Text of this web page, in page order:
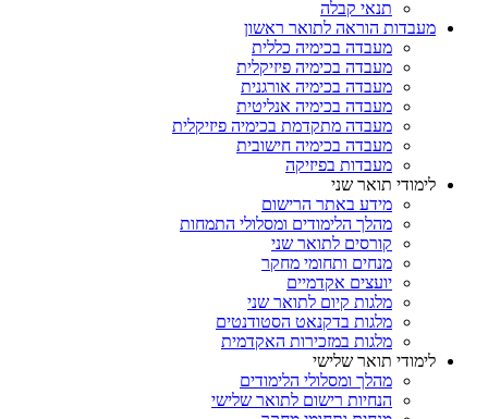
תנאי קבלה
מעבדות הוראה לתואר ראשון
מעבדה בכימיה כללית
מעבדה בכימיה פיזיקלית
מעבדה בכימיה אורגנית
מעבדה בכימיה אנליטית
מעבדה מתקדמת בכימיה פיזיקלית
מעבדה בכימיה חישובית
מעבדות בפיזיקה
לימודי תואר שני
מידע באתר הרישום
מהלך הלימודים ומסלולי התמחות
קורסים לתואר שני
מנחים ותחומי מחקר
יועצים אקדמיים
מלגות קיום לתואר שני
מלגות בדקנאט הסטודנטים
מלגות במזכירות האקדמית
לימודי תואר שלישי
מהלך ומסלולי הלימודים
הנחיות רישום לתואר שלישי